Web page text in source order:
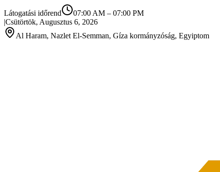
Látogatási időrend 07:00 AM – 07:00 PM
|Csütörtök, Augusztus 6, 2026
Al Haram, Nazlet El-Semman, Gíza kormányzóság, Egyiptom